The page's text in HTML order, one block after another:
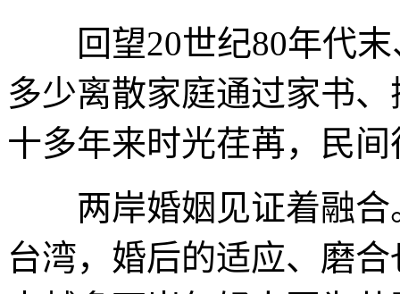
回望20世纪80年代末
多少离散家庭通过家书
十多年来时光荏苒，民
两岸婚姻见证着融合
台湾，婚后的适应、磨